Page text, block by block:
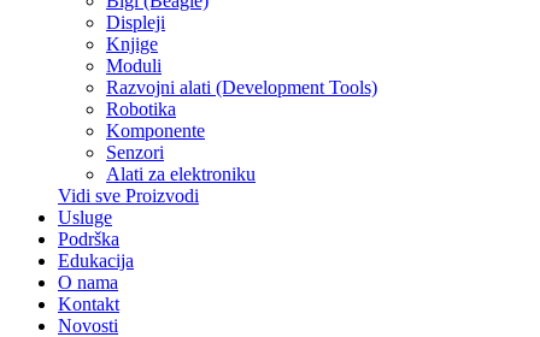
Displеji
Knjige
Moduli
Razvojni alati (Development Tools)
Robotika
Komponente
Senzori
Alati za elektroniku
Vidi sve Proizvodi
Usluge
Podrška
Edukacija
O nama
Kontakt
Novosti